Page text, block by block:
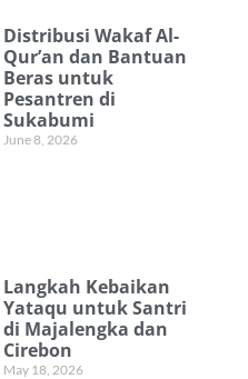
Distribusi Wakaf Al-
Qur’an dan Bantuan
Beras untuk
Pesantren di
Sukabumi
June 8, 2026
Langkah Kebaikan
Yataqu untuk Santri
di Majalengka dan
Cirebon
May 18, 2026